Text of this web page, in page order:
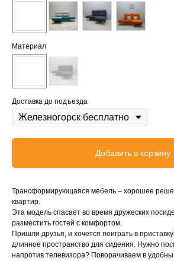
Материал
Доставка до подъезда
Добавить в корзину
Трансформирующаяся мебель – хорошее
квартир.
Эта модель спасает во время дружеских
разместить гостей с комфортом.
Пришли друзья, и хочется поиграть в
длинное пространство для сидения. Нужно
напротив телевизора? Поворачиваем в